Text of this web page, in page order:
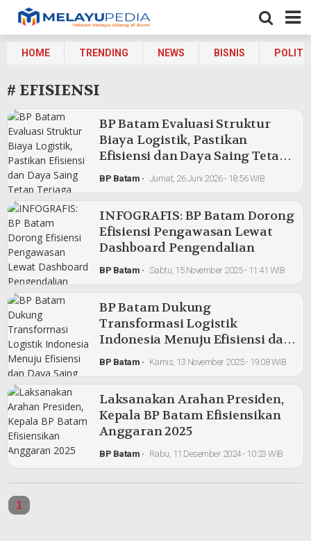
HOME TRENDING NEWS BISNIS
# EFISIENSI
BP Batam Evaluasi Struktur
Biaya Logistik, Pastikan
Efisiensi dan Daya Saing Tetap
Terjaga
BP Batam • Jumat, 26 Juni 2026 - 18:56 WIB
INFOGRAFIS: BP Batam Dorong
Efisiensi Pengawasan Lewat
Dashboard Pengendalian
BP Batam • Sabtu, 15 November 2025 - 11:41 WIB
BP Batam Dukung
Transformasi Logistik
Indonesia Menuju Efisiensi dan
Daya Saing Global
BP Batam • Kamis, 13 November 2025 - 19:08 WIB
Laksanakan Arahan Presiden,
Kepala BP Batam Efisiensikan
Anggaran 2025
BP Batam • Rabu, 11 Desember 2024 - 10:23 WIB
1